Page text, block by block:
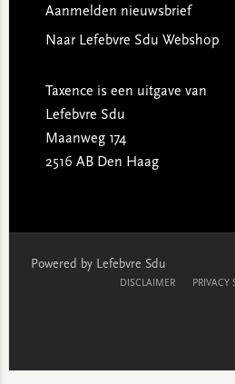
Aanmelden nieuwsbrief
Naar Lefebvre Sdu Webshop
Taxence is een uitgave van
Lefebvre Sdu
Maanweg 174
2516 AB Den Haag
Powered by Lefebvre Sdu
DISCLAIMER PRIVACY